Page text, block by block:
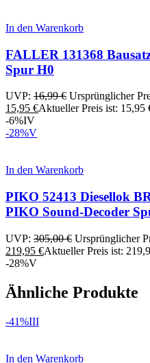
In den Warenkorb
FALLER 131368
Spur H0
UVP: 16,99€ Ursprünglicher
15,95 €Aktueller Preis ist: 15,95
-6%IV
-28%V
In den Warenkorb
PIKO 52413 Diesellok
PIKO Sound-Decoder
UVP: 305,00€ Ursprünglicher
219,95 €Aktueller Preis ist:
-28%V
Ähnliche Produkte
-41%III
In den Warenkorb